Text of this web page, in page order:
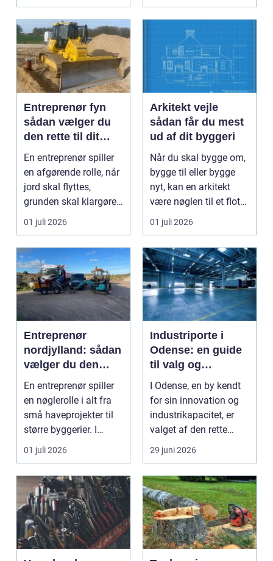
Entreprenør fyn
sådan vælger du
den rette til dit
projekt
En entreprenør spiller
en afgørende rolle, når
jord skal flyttes,
grunden skal klargøres,
eller der ...
01 juli 2026
Arkitekt vejle
sådan får du mest
ud af dit byggeri
Når du skal bygge om,
bygge til eller bygge
nyt, kan en arkitekt
være nøglen til et flot
resultat, d...
01 juli 2026
Entreprenør
nordjylland: sådan
vælger du den
rette
samarbejdspartner
til dit byggeri
En entreprenør spiller
en nøglerolle i alt fra
små haveprojekter til
større byggerier. I
Nordjylland...
01 juli 2026
Industriporte i
Odense: en guide
til valg og
installation
I Odense, en by kendt
for sin innovation og
industrikapacitet, er
valget af den rette
industriport a...
29 juni 2026